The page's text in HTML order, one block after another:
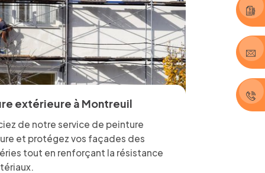
extérieure à Montreuil
de notre service de peinture
et protégez vos façades des
tout en renforçant la résistance